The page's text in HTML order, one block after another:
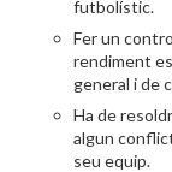
futbolístic.
Fer un
rendiment
general i de
Ha de
algun
seu equip.